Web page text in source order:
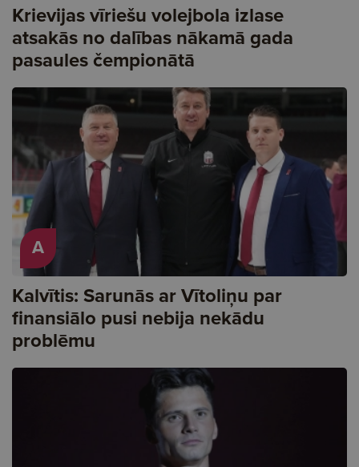
Krievijas vīriešu volejbola izlase
atsakās no dalības nākamā gada
pasaules čempionātā
A
Kalvītis: Sarunās ar Vītoliņu par
finansiālo pusi nebija nekādu
problēmu